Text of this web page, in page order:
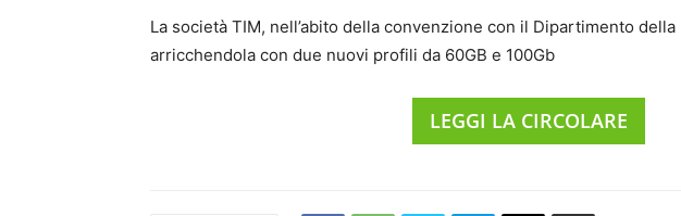
La società TIM, nell’abito della convenzione con il Dipartimento della
arricchendola con due nuovi profili da 60GB e 100Gb
LEGGI LA CIRCOLARE